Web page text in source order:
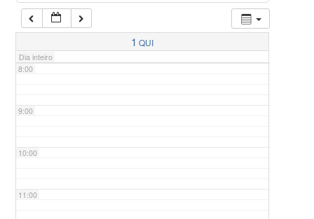
1 QUI
Dia inteiro
7:00
8:00
9:00
10:00
11:00